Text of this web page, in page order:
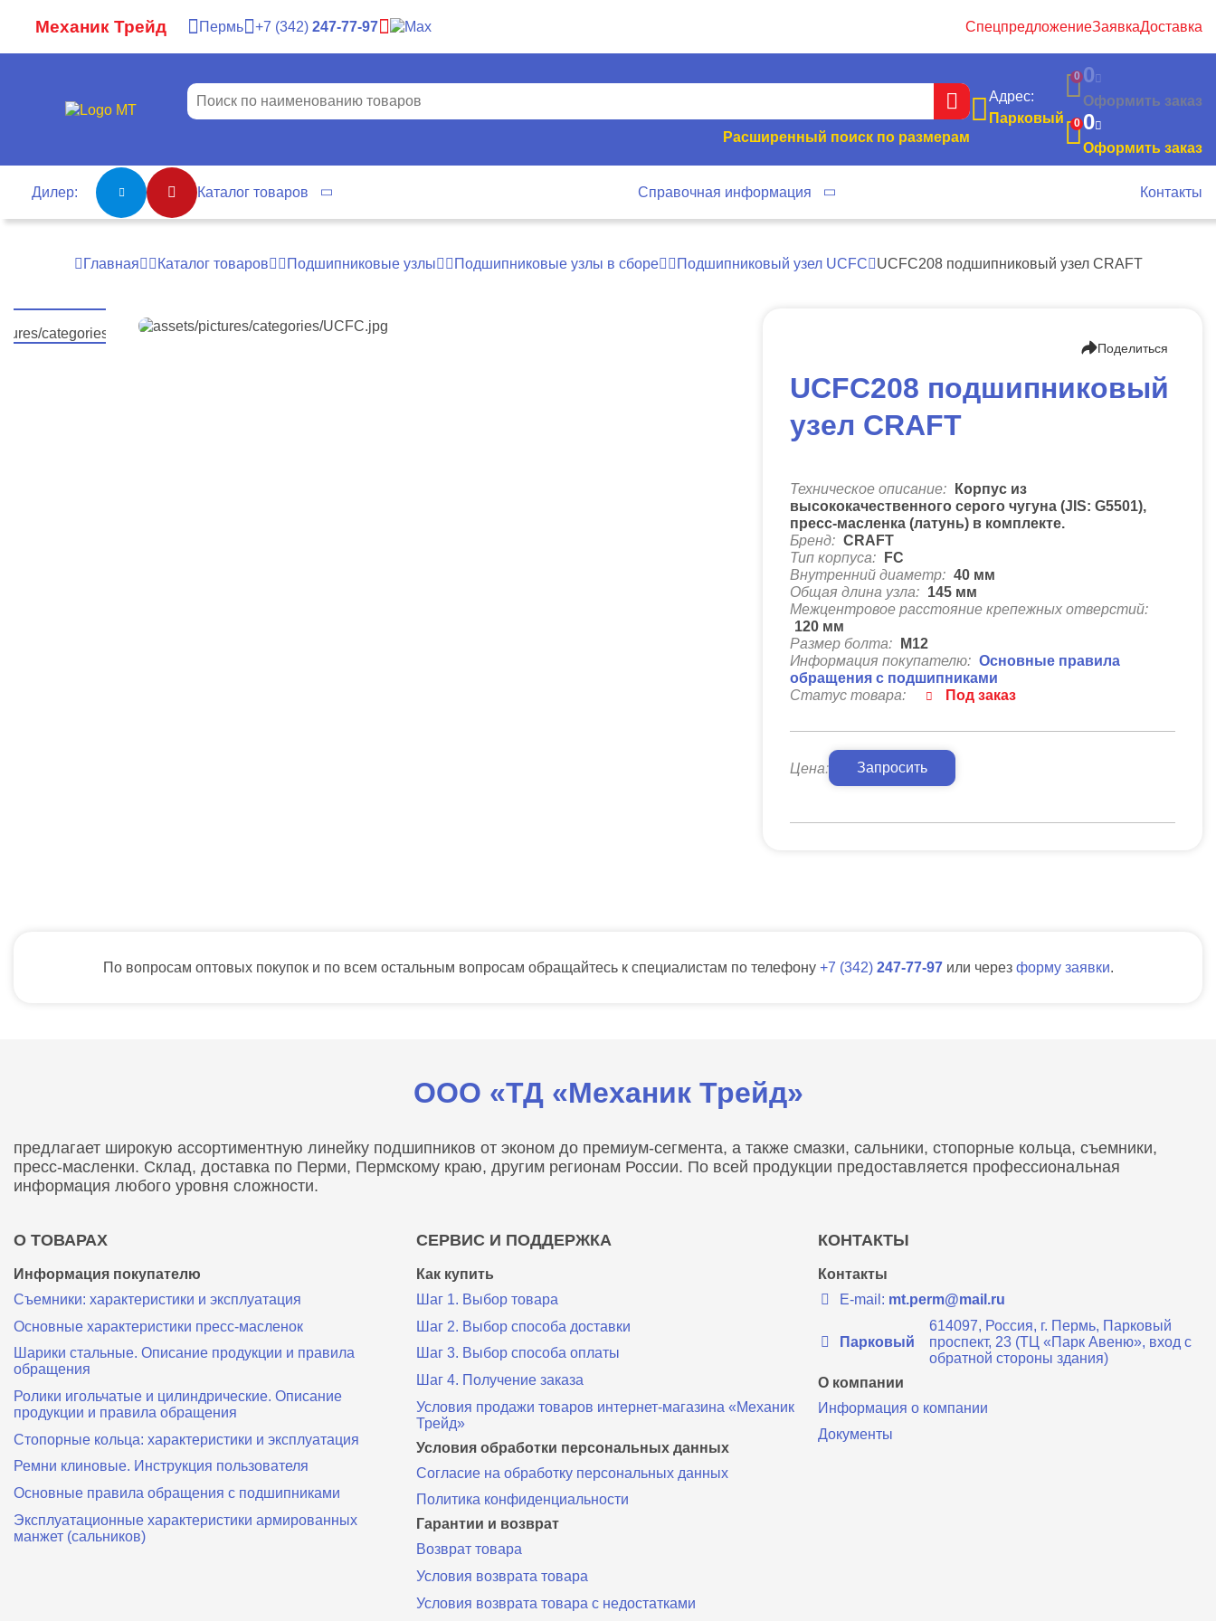
Механик Трейд Пермь 7 342 247-77-97 СпецпредложениеЗаявкаДоставка
Расширенный поиск по размерам
Адрес:
Парковый
0 0
Оформить заказ
0 0
Оформить заказ
Дилер: Каталог товаров Справочная информация Контакты
Главная Каталог товаров Подшипниковые узлы Подшипниковые узлы в сборе Подшипниковый узел UCFC UCFC208 подшипниковый узел CRAFT
Поделиться
UCFC208 подшипниковый
узел CRAFT
Техническое описание:
Корпус из
высококачественного серого чугуна (JIS: G5501),
пресс-масленка (латунь) в комплекте.
Бренд: CRAFT
Тип корпуса:
FC
Внутренний диаметр: 40 мм
Общая длина узла: 145 мм
Межцентровое расстояние крепежных отверстий:
120 мм
Размер болта:
М12
Информация покупателю: Основные правила
обращения с подшипниками
Статус товара:
Под заказ
Цена: Запросить
По вопросам оптовых покупок и по всем остальным вопросам обращайтесь к специалистам по телефону 7 342 247-77-97 или через форму заявки.
ООО «ТД «Механик Трейд»
предлагает широкую ассортиментную линейку подшипников от эконом до премиум-сегмента, а также смазки, сальники, стопорные кольца, съемники,
пресс-масленки. Склад, доставка по Перми, Пермскому краю, другим регионам России. По всей продукции предоставляется профессиональная
информация любого уровня сложности.
О ТОВАРАХ
Информация покупателю
Съемники: характеристики и эксплуатация
Основные характеристики пресс‑масленок
Шарики стальные. Описание продукции и правила
обращения
Ролики игольчатые и цилиндрические. Описание
продукции и правила обращения
Стопорные кольца: характеристики и эксплуатация
Ремни клиновые. Инструкция пользователя
Основные правила обращения с подшипниками
Эксплуатационные характеристики армированных
манжет (сальников)
СЕРВИС И ПОДДЕРЖКА
Как купить
Шаг 1. Выбор товара
Шаг 2. Выбор способа доставки
Шаг 3. Выбор способа оплаты
Шаг 4. Получение заказа
Условия продажи товаров интернет-магазина «Механик
Трейд»
Условия обработки персональных данных
Согласие на обработку персональных данных
Политика конфиденциальности
Гарантии и возврат
Возврат товара
Условия возврата товара
Условия возврата товара с недостатками
КОНТАКТЫ
Контакты
E-mail: mt.perm@mail.ru
Парковый
614097, Россия, г. Пермь, Парковый
проспект, 23 (ТЦ «Парк Авеню», вход с
обратной стороны здания)
О компании
Информация о компании
Документы